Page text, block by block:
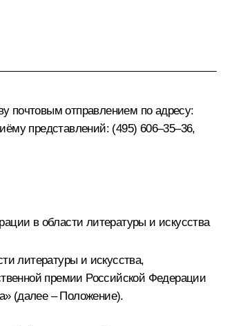
почтовым отправлением по адресу:
представлений: (495) 606–35–36,
в области литературы и искусства
литературы и искусства,
премии Российской Федерации
(далее – Положение).